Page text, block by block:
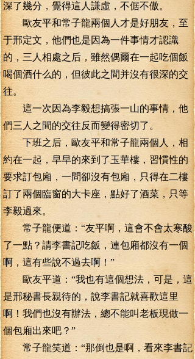
深了幾分，覺得這人謙虛，不倨不傲。
歐友平和常子龍兩個人才是好朋友，至
于邢定文，他們也是因為一件事情才認識
的，三人相處之后，雖然偶爾在一起吃個飯
喝個酒什么的，但彼此之間并沒有很深的交
往。
這一次因為李毅想搞張一山的事情，他
們三人之間的交往反而變得密切了。
下班之后，歐友平和常子龍兩個人，相
約在一起，早早的來到了玉華樓，習慣性的
要求訂包廂，一問卻沒有包廂，只得在二樓
訂了兩個臨窗的大卡座，點好了酒菜，只等
李毅過來。
常子龍便道：“友平啊，這會不會太寒酸
了一點？請李書記吃飯，連包廂都沒有一個
啊，這有些說不過去啊！”
歐友平道：“我也有這個想法，可是，這
是邢秘書長親待的，說李書記就喜歡這里
啊！我們也沒有辦法，總不能叫老板現做一
個包廂出來吧？”
常子龍笑道：“那倒也是啊，看來李書記